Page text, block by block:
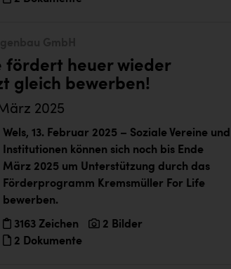
fördert heuer wieder
gleich bewerben!
2025
Wels, 13. Februar 2025 – Soziale Vereine und
Institutionen können sich noch bis Ende
März 2025 um Unterstützung durch das
Förderprogramm Kremsmüller For Life
bewerben.
3163 Zeichen
2 Bilder
2 Dokumente